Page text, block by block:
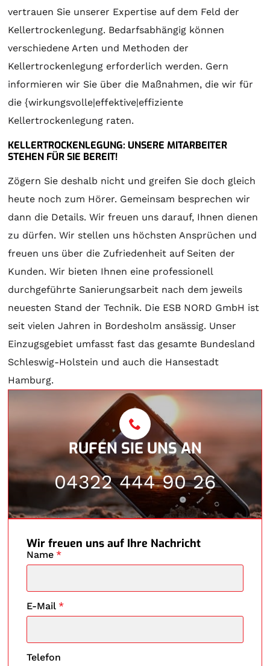
vertrauen Sie unserer Expertise auf dem Feld der
Kellertrockenlegung. Bedarfsabhängig können
verschiedene Arten und Methoden der
Kellertrockenlegung erforderlich werden. Gern
informieren wir Sie über die Maßnahmen, die wir für
die {wirkungsvolle|effektive|effiziente
Kellertrockenlegung raten.
KELLERTROCKENLEGUNG: UNSERE MITARBEITER
STEHEN FÜR SIE BEREIT!
Zögern Sie deshalb nicht und greifen Sie doch gleich
heute noch zum Hörer. Gemeinsam besprechen wir
dann die Details. Wir freuen uns darauf, Ihnen dienen
zu dürfen. Wir stellen uns höchsten Ansprüchen und
freuen uns über die Zufriedenheit auf Seiten der
Kunden. Wir bieten Ihnen eine professionell
durchgeführte Sanierungsarbeit nach dem jeweils
neuesten Stand der Technik. Die ESB NORD GmbH ist
seit vielen Jahren in Bordesholm ansässig. Unser
Einzugsgebiet umfasst fast das gesamte Bundesland
Schleswig-Holstein und auch die Hansestadt
Hamburg.
RUFEN SIE UNS AN
04322 444 90 26
Wir freuen uns auf Ihre Nachricht
Name *
E-Mail *
Telefon